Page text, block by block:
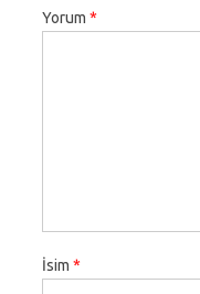
Yorum *
İsim *